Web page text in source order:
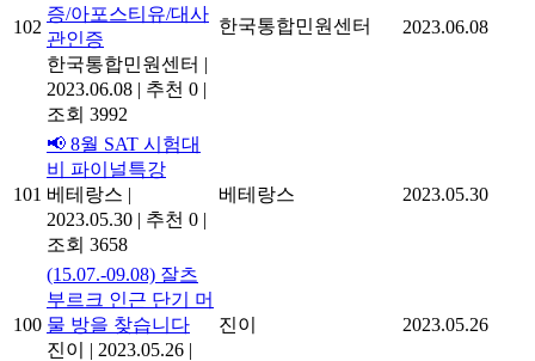
102
증/아포스티유/대사
관인증
한국통합민원센터 |
2023.06.08 | 추천 0 |
조회 3992
한국통합민원센터 2023.06.08
101
📢 8월 SAT 시험대
비 파이널특강
베테랑스 |
2023.05.30 | 추천 0 |
조회 3658
베테랑스 2023.05.30
100
(15.07.-09.08) 잘츠
부르크 인근 단기 머
물 방을 찾습니다
진이
| 2023.05.26 |
진이 2023.05.26